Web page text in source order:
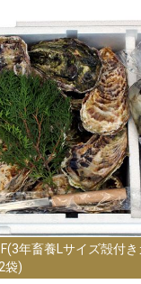
年畜養Lサイズ殻付
袋)